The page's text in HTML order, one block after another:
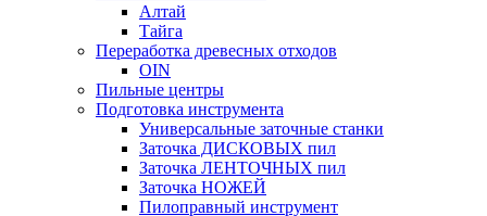
Алтай
Тайга
Переработка древесных отходов
OIN
Пильные центры
Подготовка инструмента
Универсальные заточные станки
Заточка ДИСКОВЫХ пил
Заточка ЛЕНТОЧНЫХ пил
Заточка НОЖЕЙ
Пилоправный инструмент